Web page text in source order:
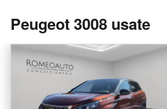
Peugeot 3008 usate